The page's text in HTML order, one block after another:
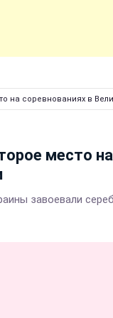
на соревнованиях в
место на
завоевали